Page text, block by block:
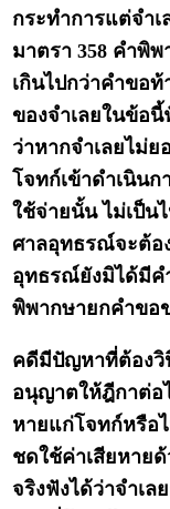
กระทำการแต่จำเ
มาตรา 358 คำพิ
เกินไปกว่าคำขอ
ของจำเลยในข้อ
ว่าหากจำเลยไม่
โจทก์เข้าดำเนิน
ใช้จ่ายนั้น ไม่เป็น
ศาลอุทธรณ์จะต้อ
อุทธรณ์ยังมิได้มีค
พิพากษายกคำขอ
คดีมีปัญหาที่ต้องวิ
อนุญาตให้ฎีกาต่อ
หายแก่โจทก์หรือ
ชดใช้ค่าเสียหาย
จริงฟังได้ว่าจำเล